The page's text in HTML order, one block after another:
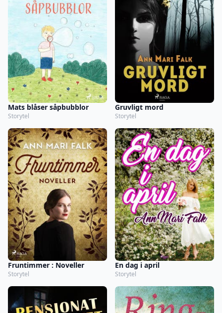
Mats blåser såpbubblor
Storytel
Gruvligt mord
Storytel
Fruntimmer : Noveller
Storytel
En dag i april
Storytel